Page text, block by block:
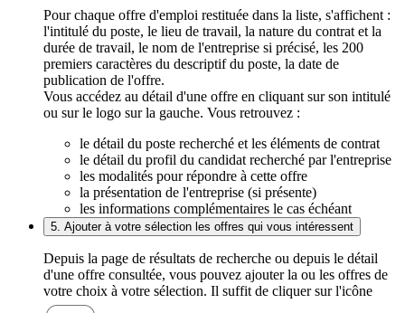
Pour chaque offre d'emploi restituée dans la liste, s'affichent :
l'intitulé du poste, le lieu de travail, la nature du contrat et la
durée de travail, le nom de l'entreprise si précisé, les 200
premiers caractères du descriptif du poste, la date de
publication de l'offre.
Vous accédez au détail d'une offre en cliquant sur son intitulé
ou sur le logo sur la gauche. Vous retrouvez :
le détail du poste recherché et les éléments de contrat
le détail du profil du candidat recherché par l'entreprise
les modalités pour répondre à cette offre
la présentation de l'entreprise (si présente)
les informations complémentaires le cas échéant
5. Ajouter à votre sélection les offres qui vous intéressent
Depuis la page de résultats de recherche ou depuis le détail
d'une offre consultée, vous pouvez ajouter la ou les offres de
votre choix à votre sélection. Il suffit de cliquer sur l'icône